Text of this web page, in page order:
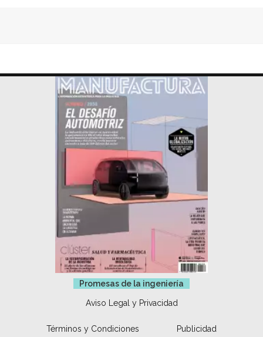
Promesas de la ingeniería
Aviso Legal y Privacidad
Términos y Condiciones Publicidad